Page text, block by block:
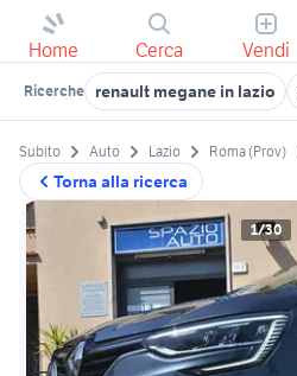
Home Cerca Vendi
Ricerche renault megane in lazio
Torna alla ricerca
Subito Auto Lazio Roma (Prov)
1/30